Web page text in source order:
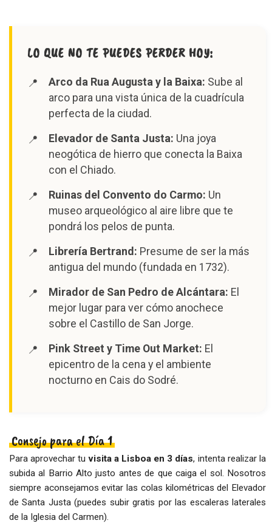
LO QUE NO TE PUEDES PERDER HOY:
Arco da Rua Augusta y la Baixa: Sube al
arco para una vista única de la cuadrícula
perfecta de la ciudad.
Elevador de Santa Justa: Una joya
neogótica de hierro que conecta la Baixa
con el Chiado.
Ruinas del Convento do Carmo: Un
museo arqueológico al aire libre que te
pondrá los pelos de punta.
Librería Bertrand: Presume de ser la más
antigua del mundo (fundada en 1732).
Mirador de San Pedro de Alcántara: El
mejor lugar para ver cómo anochece
sobre el Castillo de San Jorge.
Pink Street y Time Out Market: El
epicentro de la cena y el ambiente
nocturno en Cais do Sodré.
Consejo para el Día 1
Para aprovechar tuvisita a Lisboa en 3 días, intenta realizar la
subida al Barrio Alto justo antes de que caiga el sol. Nosotros
siempre aconsejamos evitar las colas kilométricas del Elevador
de Santa Justa (puedes subir gratis por las escaleras laterales
de la Iglesia del Carmen).